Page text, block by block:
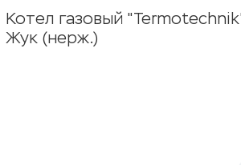
Котел газовый
Жук (нерж.)